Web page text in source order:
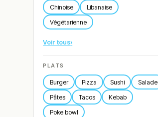
Chinoise
Libanaise
Végétarienne
Voir tous›
PLATS
Burger Pizza Sushi
Salade
Pâtes
Tacos
Kebab
Poke bowl